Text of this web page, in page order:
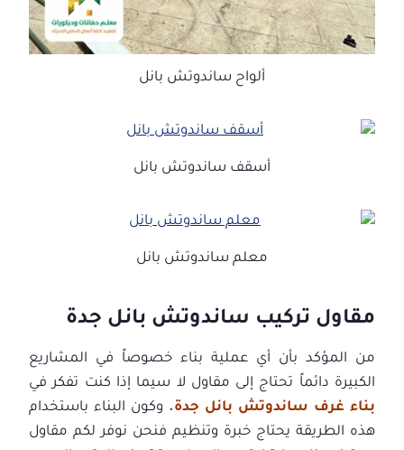
ألواح ساندوتش بانل
أسقف ساندوتش بانل
معلم ساندوتش بانل
مقاول تركيب ساندوتش بانل جدة
من المؤكد بأن أي عملية بناء خصوصاً في المشاريع
الكبيرة دائماً تحتاج إلى مقاول لا سيما إذا كنت تفكر في
بناء غرف ساندوتش بانل جدة. وكون البناء باستخدام
هذه الطريقة يحتاج خبرة وتنظيم فنحن نوفر لكم مقاول